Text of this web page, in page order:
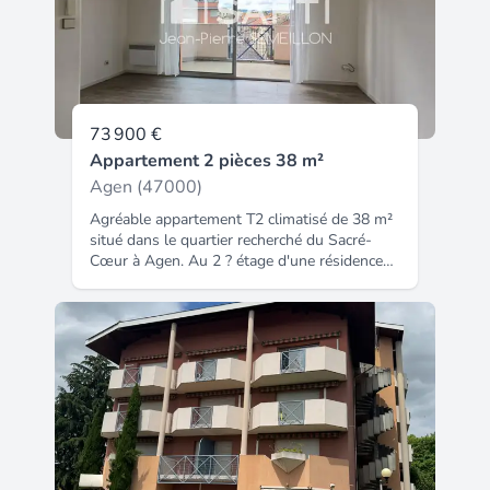
73 900 €
Appartement 2 pièces 38 m²
Agen (47000)
Agréable appartement T2 climatisé de 38 m²
situé dans le quartier recherché du Sacré-
Cœur à Agen. Au 2 ? étage d'une résidence
appartement lumineux et fonctionnel offre
un cadre de vie confortable à proximité
immédiate de toutes les commodités. Il se
compose d'une entrée avec cuisine équipée,
d'un séjour lumineux donnant accès à une
grande terrasse, d'une chambre, d'une salle
d'eau avec douche et d'un WC indépendant.
Vous apprécierez ses nombreux atouts : une
place de parking privative sécurisée, une